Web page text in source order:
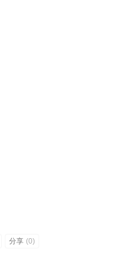
分享 (0)